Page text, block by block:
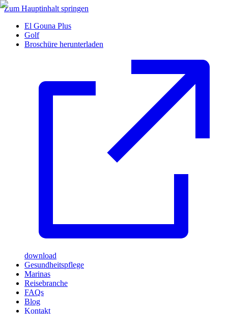
Zum Hauptinhalt springen
El Gouna Plus
Golf
Broschüre herunterladen
download
Gesundheitspflege
Marinas
Reisebranche
FAQs
Blog
Kontakt